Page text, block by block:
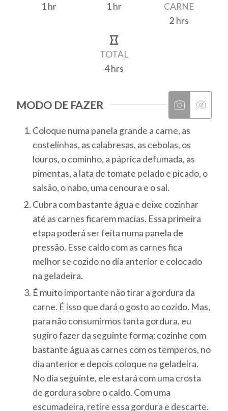
1 hour
hr
1 hour
hr
CARNE
2hours
hrs
TOTAL
4hours
hrs
MODO DE FAZER
Coloque numa panela grande a carne, as
costelinhas, as calabresas, as cebolas, os
louros, o cominho, a páprica defumada, as
pimentas, a lata de tomate pelado e picado, o
salsão, o nabo, uma cenoura e o sal.
Cubra com bastante água e deixe cozinhar
até as carnes ficarem macias. Essa primeira
etapa poderá ser feita numa panela de
pressão. Esse caldo com as carnes fica
melhor se cozido no dia anterior e colocado
na geladeira.
É muito importante não tirar a gordura da
carne. É isso que dará o gosto ao cozido. Mas,
para não consumirmos tanta gordura, eu
sugiro fazer da seguinte forma; cozinhe com
bastante água as carnes com os temperos, no
dia anterior e depois coloque na geladeira.
No dia seguinte, ele estará com uma crosta
de gordura sobre o caldo. Com uma
escumadeira, retire essa gordura e descarte.